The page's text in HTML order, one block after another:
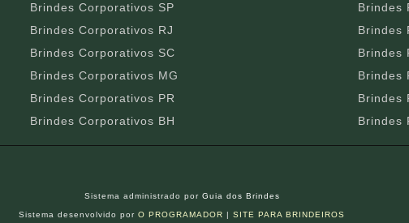
Brindes Corporativos SP
Brindes Corporativos RJ
Brindes Corporativos SC
Brindes Corporativos MG
Brindes Corporativos PR
Brindes Corporativos BH
Brindes
Brindes
Brindes
Brindes
Brindes
Brindes
Sistema administrado por Guia dos Brindes
Sistema desenvolvido por O PROGRAMADOR | SITE PARA BRINDEIROS